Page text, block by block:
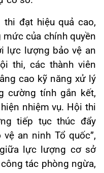
thi đạt hiệu quả cao,
của chính quyền
lực lượng bảo vệ an
thi, các thành viên
cao kỹ năng xử lý
cường tính gắn kết,
nhiệm vụ. Hội thi
tiếp tục thúc đẩy
an ninh Tổ quốc”,
lực lượng cơ sở
tác phòng ngừa,